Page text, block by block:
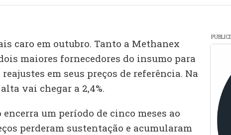
caro em outubro. Tanto a Methanex
maiores fornecedores do insumo para
em seus preços de referência. Na
vai chegar a 2,4%.
um período de cinco meses ao
perderam sustentação e acumularam